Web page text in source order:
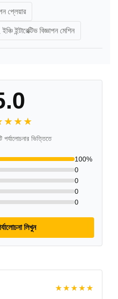
প্লেয়ার
ইন্টারেক্টিভ বিজ্ঞাপন মেশিন
পর্যালোচনার ভিত্তিতে
100%
0
0
0
0
লিখুন
★★★★★
★★★★★